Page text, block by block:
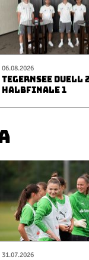
06.08.2026
TEGERNSEE DUELL
HALBFINALE 1
31.07.2026